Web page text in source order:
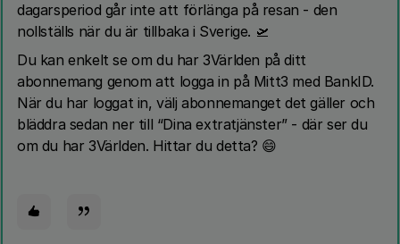
dagarsperiod går inte att förlänga på resan - den
nollställs när du är tillbaka i Sverige. 🛫
Du kan enkelt se om du har 3Världen på ditt
abonnemang genom att logga in på Mitt3 med BankID.
När du har loggat in, välj abonnemanget det gäller och
bläddra sedan ner till “Dina extratjänster” - där ser du
om du har 3Världen. Hittar du detta? 😄